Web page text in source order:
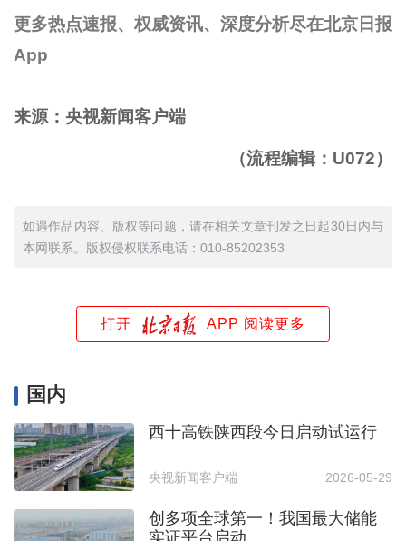
更多热点速报、权威资讯、深度分析尽在北京日报
App
来源：央视新闻客户端
（流程编辑：U072）
如遇作品内容、版权等问题，请在相关文章刊发之日起30日内与
本网联系。版权侵权联系电话：010-85202353
打开 APP 阅读更多
国内
西十高铁陕西段今日启动试运行
央视新闻客户端 2026-05-29
创多项全球第一！我国最大储能